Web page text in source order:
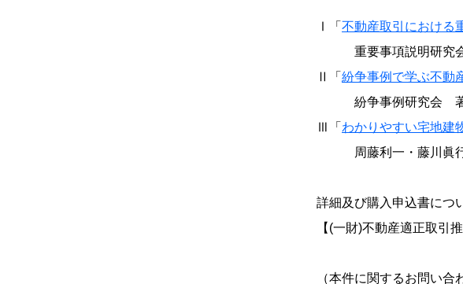
Ⅰ「 不動産取引における
重要事項説明研究
Ⅱ「 紛争事例で学ぶ不動
紛争事例研究会
Ⅲ「 わかりやすい宅地建
周藤利一・藤川眞
詳細及び購入申込書につ
【(一財)不動産適正取引
（本件に関するお問い合